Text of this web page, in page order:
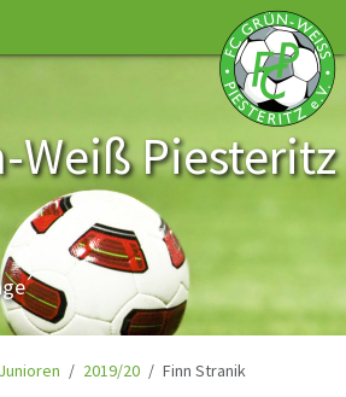
Weiß Piesteritz
2019/20 Finn Stranik